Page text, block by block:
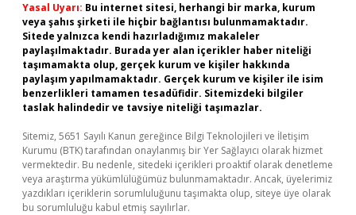
Yasal Uyarı: Bu internet sitesi, herhangi bir marka, kurum
veya şahıs şirketi ile hiçbir bağlantısı bulunmamaktadır.
Sitede yalnızca kendi hazırladığımız makaleler
paylaşılmaktadır. Burada yer alan içerikler haber niteliği
taşımamakta olup, gerçek kurum ve kişiler hakkında
paylaşım yapılmamaktadır. Gerçek kurum ve kişiler ile isim
benzerlikleri tamamen tesadüfidir. Sitemizdeki bilgiler
taslak halindedir ve tavsiye niteliği taşımazlar.
Sitemiz, 5651 Sayılı Kanun gereğince Bilgi Teknolojileri ve İletişim
Kurumu (BTK) tarafından onaylanmış bir Yer Sağlayıcı olarak hizmet
vermektedir. Bu nedenle, sitedeki içerikleri proaktif olarak denetleme
veya araştırma yükümlülüğümüz bulunmamaktadır. Ancak, üyelerimiz
yazdıkları içeriklerin sorumluluğunu taşımakta olup, siteye üye olarak
bu sorumluluğu kabul etmiş sayılırlar.